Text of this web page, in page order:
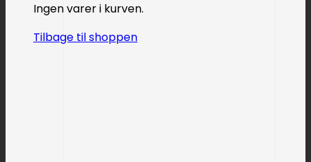
Ingen varer i kurven.
Tilbage til shoppen